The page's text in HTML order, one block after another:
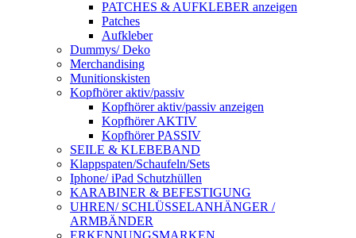
PATCHES & AUFKLEBER anzeigen
Patches
Aufkleber
Dummys/ Deko
Merchandising
Munitionskisten
Kopfhörer aktiv/passiv
Kopfhörer aktiv/passiv anzeigen
Kopfhörer AKTIV
Kopfhörer PASSIV
SEILE & KLEBEBAND
Klappspaten/Schaufeln/Sets
Iphone/ iPad Schutzhüllen
KARABINER & BEFESTIGUNG
UHREN/ SCHLÜSSELANHÄNGER /
ARMBÄNDER
ERKENNUNGSMARKEN